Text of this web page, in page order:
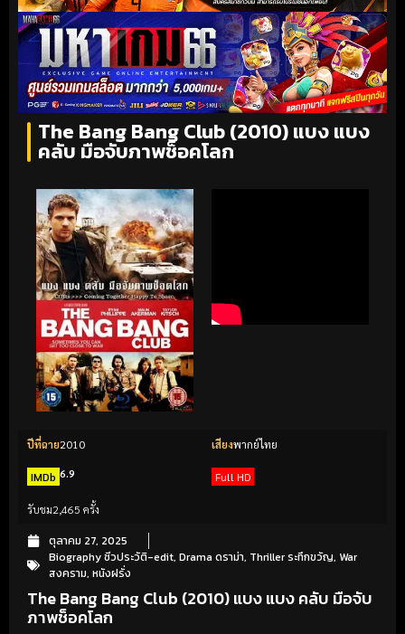
The Bang Bang Club (2010) แบง แบง
คลับ มือจับภาพช็อคโลก
ปีที่ฉาย2010 เสียงพากย์ไทย
IMDb 6.9 Full HD
รับชม2,465 ครั้ง
ตุลาคม 27, 2025
Biography ชีวประวัติ-edit, Drama ดราม่า, Thriller ระทึกขวัญ, War
สงคราม, หนังฝรั่ง
The Bang Bang Club (2010) แบง แบง คลับ มือจับ
ภาพช็อคโลก